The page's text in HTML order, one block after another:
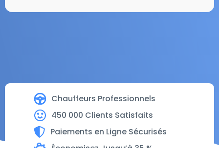
Chauffeurs Professionnels
450 000 Clients Satisfaits
Paiements en Ligne Sécurisés